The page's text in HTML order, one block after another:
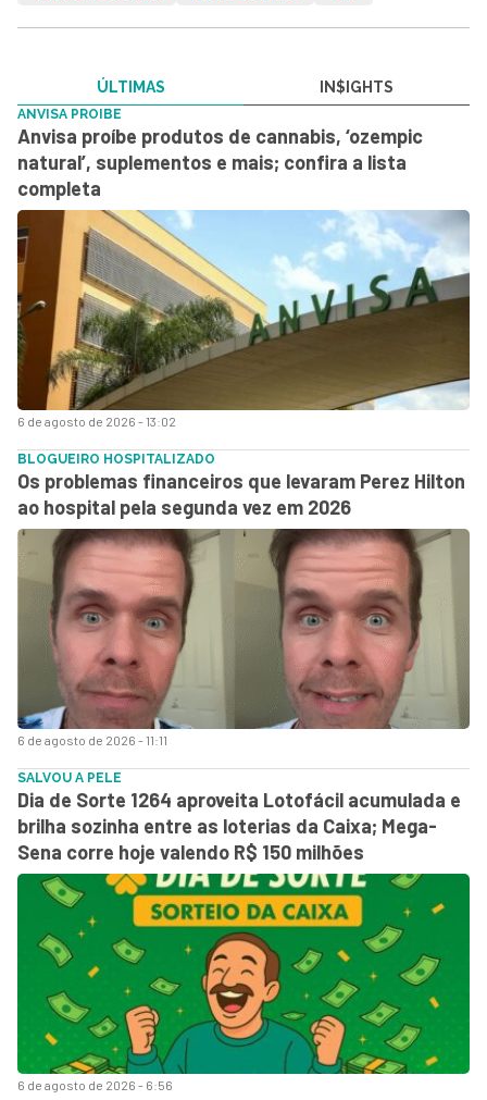
ÚLTIMAS IN$IGHTS
6 de agosto de 2026 - 13:02
ANVISA PROIBE
Anvisa proíbe produtos de cannabis, ‘ozempic
natural’, suplementos e mais; confira a lista
completa
6 de agosto de 2026 - 11:11
BLOGUEIRO HOSPITALIZADO
Os problemas financeiros que levaram Perez Hilton
ao hospital pela segunda vez em 2026
6 de agosto de 2026 - 6:56
SALVOU A PELE
Dia de Sorte 1264 aproveita Lotofácil acumulada e
brilha sozinha entre as loterias da Caixa; Mega-
Sena corre hoje valendo R$ 150 milhões